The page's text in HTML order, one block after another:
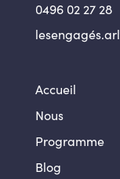
0496 02 27 28
Accueil
Nous
Programme
Blog